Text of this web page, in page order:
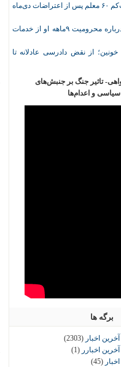
کمپین حقوق بشر ایران: دست‌کم ۶۰ معلم پس از اعتراضات دی‌ماه
هشدار وکلای وریشه مرادی درباره محرومیت ۹ماهه او از خدمات
از نقض دادرسی عادلانه تا
تاثیر جنگ بر جنبش‌های
و اعدام‌ها
برگه ها
آخرین اخبار (2303)
آخرین اخبارر (1)
اخبار (45)